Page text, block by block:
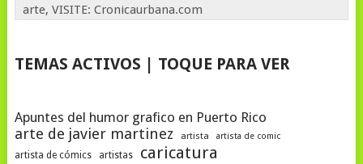
arte, VISITE: Cronicaurbana.com
TEMAS ACTIVOS | TOQUE PARA VER
Apuntes del humor grafico en Puerto Rico
arte de javier martinez artista artista de comic
artista de cómics artistas caricatura